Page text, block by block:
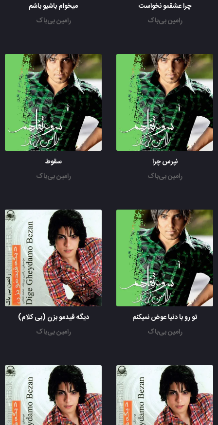
چرا عشقمو نخواست
رامین بی‌باک
میخوام باشیو باشم
رامین بی‌باک
نپرس چرا
رامین بی‌باک
سقوط
رامین بی‌باک
تو رو با دنیا عوض نمیکنم
رامین بی‌باک
دیگه قیدمو بزن (بی کلام)
رامین بی‌باک